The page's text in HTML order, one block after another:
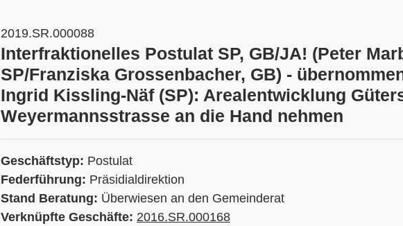
2019.SR.000088
Interfraktionelles Postulat SP, GB/JA! (Peter
SP/Franziska Grossenbacher, GB) -
Ingrid Kissling-Näf (SP): Arealentwicklung
Weyermannsstrasse an die Hand nehmen
Geschäftstyp: Postulat
Federführung: Präsidialdirektion
Stand Beratung: Überwiesen an den Gemeinderat
Verknüpfte Geschäfte: 2016.SR.000168